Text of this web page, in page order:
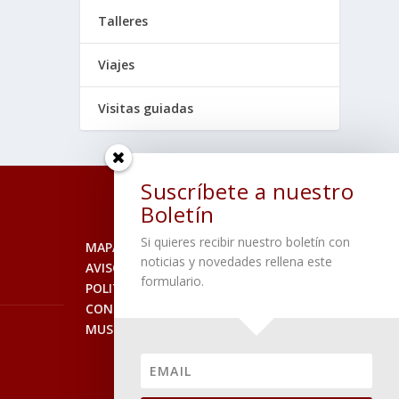
Talleres
Viajes
Visitas guiadas
MAPA DEL SITIO
AVISO LEGAL
POLITICA DE PRIVACIDAD
CONTACTO
MUSEO
Suscríbete a nuestro
Boletín
Si quieres recibir nuestro boletín con
noticias y novedades rellena este
formulario.